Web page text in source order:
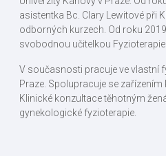
asistentka Bc. Clary Lewitové při
odborných kurzech. Od roku
svobodnou učitelkou Fyzioterapie
V současnosti pracuje ve vlastní
Praze. Spolupracuje se zařízením
Klinické konzultace těhotným
gynekologické fyzioterapie.